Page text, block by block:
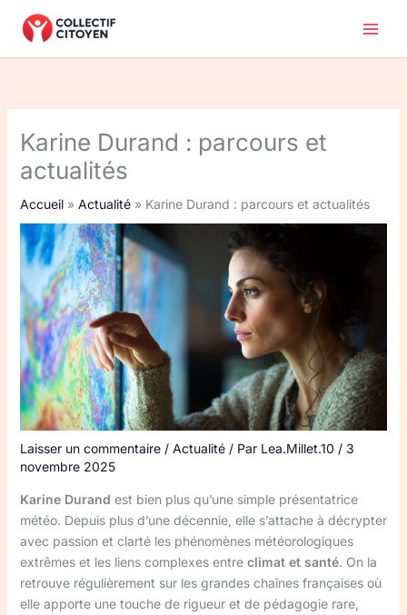
Karine Durand : parcours et
actualités
Accueil Actualité Karine Durand : parcours et actualités
Laisser un commentaire / Actualité/ Par Lea.Millet.10 / 3
novembre 2025
Karine Durand est bien plus qu’une simple présentatrice
météo. Depuis plus d’une décennie, elle s’attache à décrypter
avec passion et clarté les phénomènes météorologiques
extrêmes et les liens complexes entre climat et santé. On la
retrouve régulièrement sur les grandes chaînes françaises où
elle apporte une touche de rigueur et de pédagogie rare,